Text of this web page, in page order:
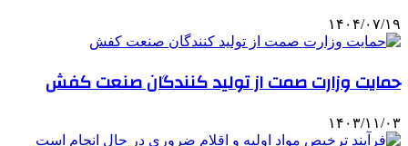
۱۴۰۴/۰۷/۱۹
حمایت وزارت صمت از تولید کنندگان صنعت کفش
۱۴۰۳/۱۱/۰۳